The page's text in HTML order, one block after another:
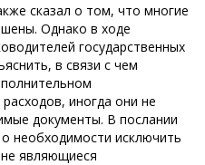
сказал о том, что многие
Однако в ходе
государственных
в связи с чем
иногда они не
документы. В послании
необходимости исключить
являющиеся